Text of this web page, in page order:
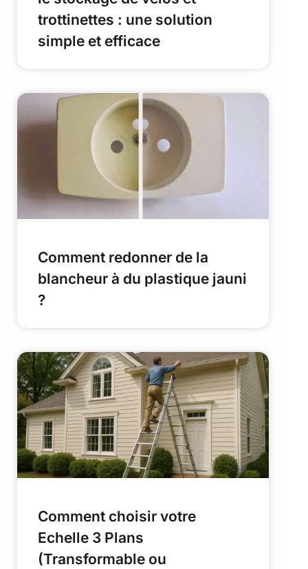
trottinettes : une solution
simple et efficace
Comment redonner de la
blancheur à du plastique jauni
?
Comment choisir votre
Echelle 3 Plans
(Transformable ou